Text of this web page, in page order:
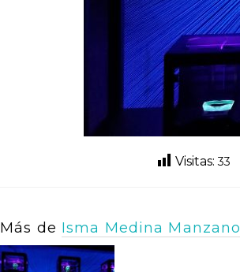
Visitas:33
Más de Isma Medina Manzano